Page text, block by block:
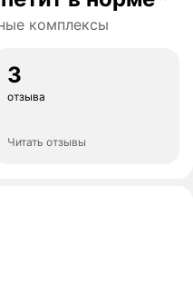
комплексы
3
отзыва
Читать отзывы